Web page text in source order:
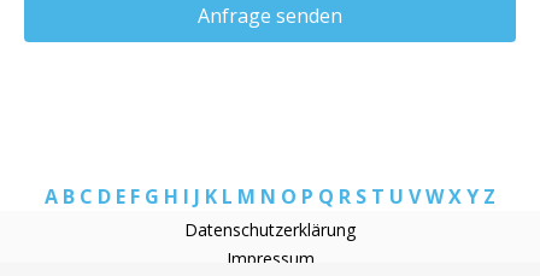
Anfrage senden
A B C D E F G H I J K L M N O P Q R S T U VWXY Z
Datenschutzerklärung
Impressum